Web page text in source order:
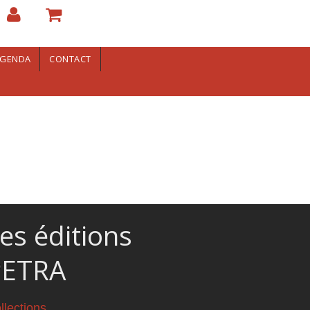
CONTACT
éditions